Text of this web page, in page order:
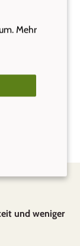
Mehr
und weniger